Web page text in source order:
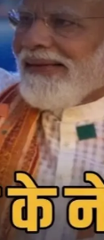
,
नाउ
अब तक
से जुड़े रोहतक
तेज ..
मुख्यमंत्री हेमन्त